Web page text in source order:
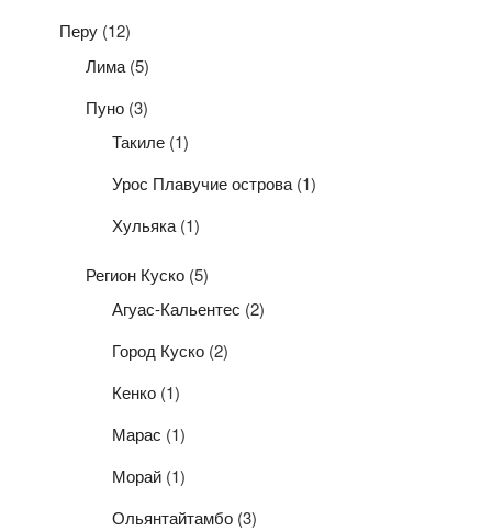
Перу (12)
Лима (5)
Пуно (3)
Такиле (1)
Урос Плавучие острова (1)
Хульяка (1)
Регион Куско (5)
Агуас-Кальентес (2)
Город Куско (2)
Кенко (1)
Марас (1)
Морай (1)
Ольянтайтамбо (3)